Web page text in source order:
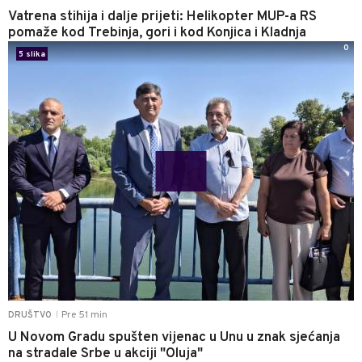
Vatrena stihija i dalje prijeti: Helikopter MUP-a RS
pomaže kod Trebinja, gori i kod Konjica i Kladnja
DRUŠTVO Pre 51 min
U Novom Gradu spušten vijenac u Unu u znak sjećanja
na stradale Srbe u akciji "Oluja"
5 slika
0